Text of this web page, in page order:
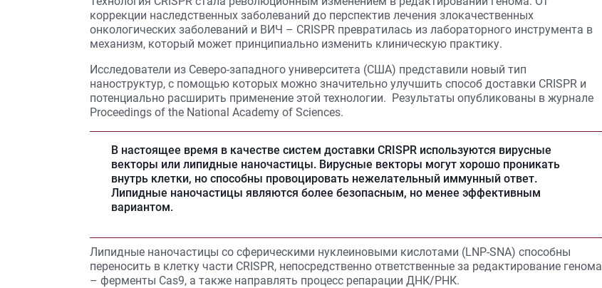
коррекции наследственных заболеваний до перспектив лечения злокачественных
онкологических заболеваний и ВИЧ – CRISPR превратилась из лабораторного инструмента в
механизм, который может принципиально изменить клиническую практику.
Исследователи из Северо-западного университета (США) представили новый тип
наноструктур, с помощью которых можно значительно улучшить способ доставки CRISPR и
потенциально расширить применение этой технологии. Результаты опубликованы в журнале
Proceedings of the National Academy of Sciences.
В настоящее время в качестве систем доставки CRISPR используются вирусные
векторы или липидные наночастицы. Вирусные векторы могут хорошо проникать
внутрь клетки, но способны провоцировать нежелательный иммунный ответ.
Липидные наночастицы являются более безопасным, но менее эффективным
вариантом.
Липидные наночастицы со сферическими нуклеиновыми кислотами (LNP-SNA) способны
переносить в клетку части CRISPR, непосредственно ответственные за редактирование генома
– ферменты Cas9, а также направлять процесс репарации ДНК/РНК.